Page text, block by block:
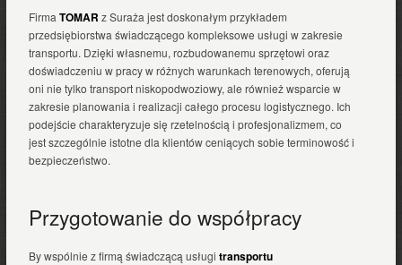
Firma TOMAR z Suraża jest doskonałym przykładem
przedsiębiorstwa świadczącego kompleksowe usługi w zakresie
transportu. Dzięki własnemu, rozbudowanemu sprzętowi oraz
doświadczeniu w pracy w różnych warunkach terenowych, oferują
oni nie tylko transport niskopodwoziowy, ale również wsparcie w
zakresie planowania i realizacji całego procesu logistycznego. Ich
podejście charakteryzuje się rzetelnością i profesjonalizmem, co
jest szczególnie istotne dla klientów ceniących sobie terminowość i
bezpieczeństwo.
Przygotowanie do współpracy
By wspólnie z firmą świadczącą usługi transportu